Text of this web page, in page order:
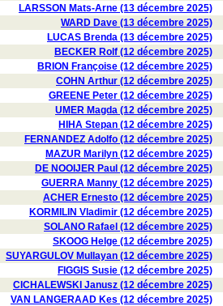
LARSSON Mats-Arne (13 décembre 2025)
WARD Dave (13 décembre 2025)
LUCAS Brenda (13 décembre 2025)
BECKER Rolf (12 décembre 2025)
BRION Françoise (12 décembre 2025)
COHN Arthur (12 décembre 2025)
GREENE Peter (12 décembre 2025)
UMER Magda (12 décembre 2025)
HIHA Stepan (12 décembre 2025)
FERNANDEZ Adolfo (12 décembre 2025)
MAZUR Marilyn (12 décembre 2025)
DE NOOIJER Paul (12 décembre 2025)
GUERRA Manny (12 décembre 2025)
ACHER Ernesto (12 décembre 2025)
KORMILIN Vladimir (12 décembre 2025)
SOLANO Rafael (12 décembre 2025)
SKOOG Helge (12 décembre 2025)
SUYARGULOV Mullayan (12 décembre 2025)
FIGGIS Susie (12 décembre 2025)
CICHALEWSKI Janusz (12 décembre 2025)
VAN LANGERAAD Kes (12 décembre 2025)